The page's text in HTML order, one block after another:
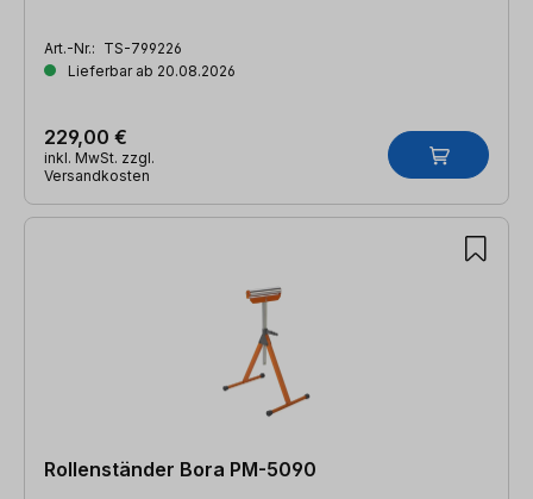
Art.-Nr.: TS-799226
Lieferbar ab 20.08.2026
229,00 €
inkl. MwSt. zzgl.
Versandkosten
Rollenständer Bora PM-5090